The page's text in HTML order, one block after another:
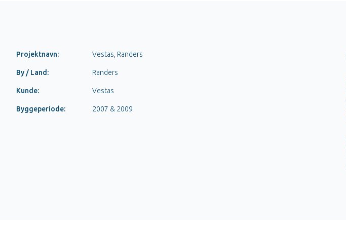
Projektnavn: Vestas, Randers
By / Land: Randers
Kunde: Vestas
Byggeperiode: 2007 & 2009